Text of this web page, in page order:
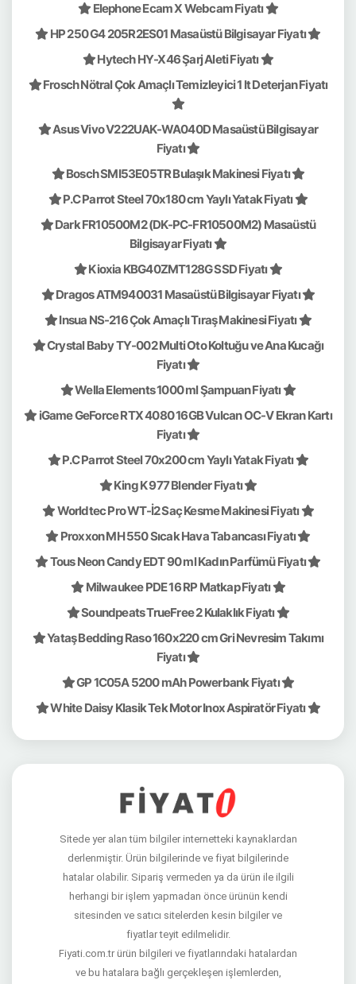
Elephone Ecam X Webcam Fiyatı
HP 250 G4 205R2ES01 Masaüstü Bilgisayar Fiyatı
Hytech HY-X46 Şarj Aleti Fiyatı
Frosch Nötral Çok Amaçlı Temizleyici 1 lt Deterjan Fiyatı
Asus Vivo V222UAK-WA040D Masaüstü Bilgisayar
Fiyatı
Bosch SMI53E05TR Bulaşık Makinesi Fiyatı
P.C Parrot Steel 70x180 cm Yaylı Yatak Fiyatı
Dark FR10500M2 (DK-PC-FR10500M2) Masaüstü
Bilgisayar Fiyatı
Kioxia KBG40ZMT128G SSD Fiyatı
Dragos ATM940031 Masaüstü Bilgisayar Fiyatı
Insua NS-216 Çok Amaçlı Tıraş Makinesi Fiyatı
Crystal Baby TY-002 Multi Oto Koltuğu ve Ana Kucağı
Fiyatı
Wella Elements 1000 ml Şampuan Fiyatı
iGame GeForce RTX 4080 16GB Vulcan OC-V Ekran Kartı
Fiyatı
P.C Parrot Steel 70x200 cm Yaylı Yatak Fiyatı
King K 977 Blender Fiyatı
Worldtec Pro WT-İ2 Saç Kesme Makinesi Fiyatı
Proxxon MH 550 Sıcak Hava Tabancası Fiyatı
Tous Neon Candy EDT 90 ml Kadın Parfümü Fiyatı
Milwaukee PDE 16 RP Matkap Fiyatı
Soundpeats TrueFree 2 Kulaklık Fiyatı
Yataş Bedding Raso 160x220 cm Gri Nevresim Takımı
Fiyatı
GP 1C05A 5200 mAh Powerbank Fiyatı
White Daisy Klasik Tek Motor Inox Aspiratör Fiyatı
Sitede yer alan tüm bilgiler internetteki kaynaklardan
derlenmiştir. Ürün bilgilerinde ve fiyat bilgilerinde
hatalar olabilir. Sipariş vermeden ya da ürün ile ilgili
herhangi bir işlem yapmadan önce ürünün kendi
sitesinden ve satıcı sitelerden kesin bilgiler ve
fiyatlar teyit edilmelidir.
Fiyati.com.tr ürün bilgileri ve fiyatlarındaki hatalardan
ve bu hatalara bağlı gerçekleşen işlemlerden,